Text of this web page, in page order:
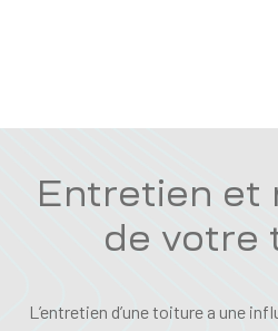
Entretien et
de votre
L’entretien d’une toiture a une